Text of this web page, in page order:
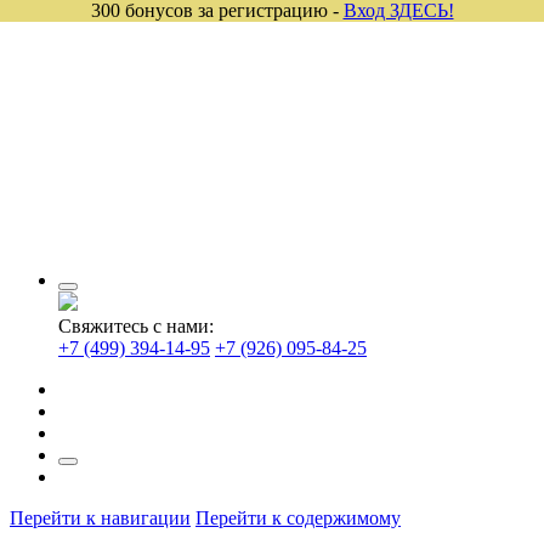
Свяжитесь с нами:
+7 (499) 394-14-95 +7 (926) 095-84-25
Перейти к навигации Перейти к содержимому
300 бонусов за регистрацию - Вход ЗДЕСЬ!